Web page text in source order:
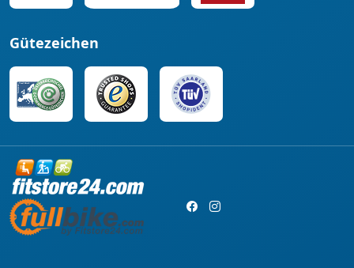
Gütezeichen